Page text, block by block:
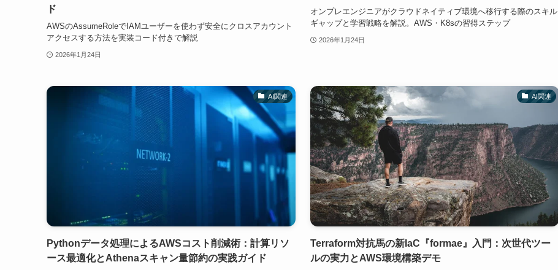
ド
AWSのAssumeRoleでIAMユーザーを使わず安全にクロスアカウント
アクセスする方法を実装コード付きで解説
2026年1月24日
オンプレエンジニアがクラウドネイティブ環境へ移行する際のスキル
ギャップと学習戦略を解説。AWS・K8sの習得ステップ
2026年1月24日
AI関連
Pythonデータ処理によるAWSコスト削減術：計算リソ
ース最適化とAthenaスキャン量節約の実践ガイド
AI関連
Terraform対抗馬の新IaC『formae』入門：次世代ツー
ルの実力とAWS環境構築デモ